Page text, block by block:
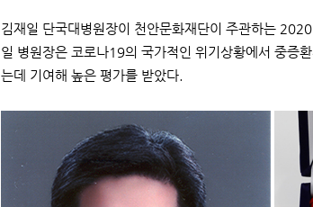
김재일 단국대병원장이 천안문화재단이 주관하는
일 병원장은 코로나19의 국가적인 위기상황에서 중증
는데 기여해 높은 평가를 받았다.